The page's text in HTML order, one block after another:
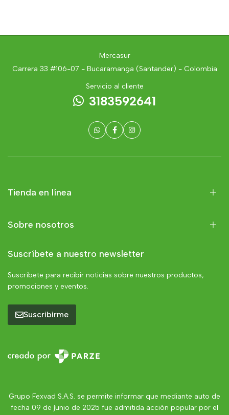
Mercasur
Carrera 33 #106-07 - Bucaramanga (Santander) - Colombia
Servicio al cliente
3183592641
Tienda en línea
Sobre nosotros
Suscríbete a nuestro newsletter
Suscríbete para recibir noticias sobre nuestros productos,
promociones y eventos.
Suscribirme
Grupo Fexvad S.A.S. se permite informar que mediante auto de
fecha 09 de junio de 2025 fue admitida acción popular por el